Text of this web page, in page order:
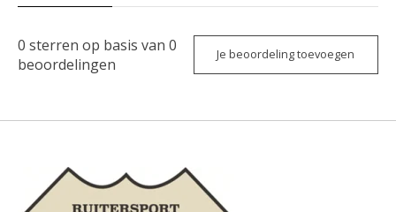
0 sterren op basis van 0
beoordelingen
Je beoordeling toevoegen